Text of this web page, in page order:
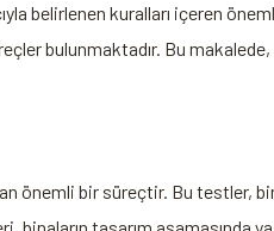
belirlenen kuralları içeren
bulunmaktadır. Bu
önemli bir süreçtir. Bu testler,